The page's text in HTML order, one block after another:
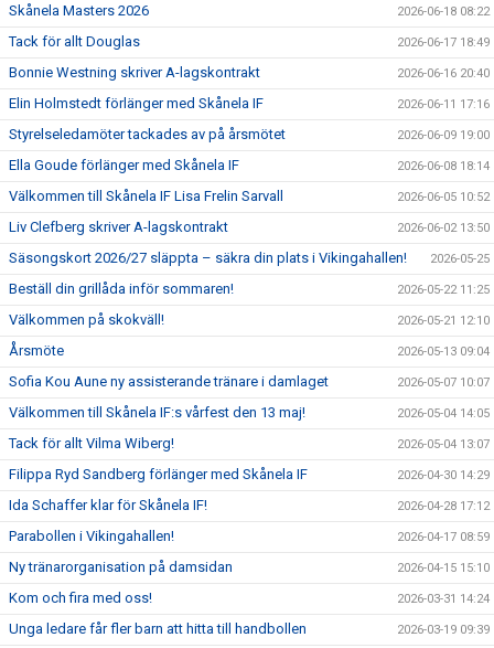
Skånela Masters 2026 2026-06-18 08:22
Tack för allt Douglas 2026-06-17 18:49
Bonnie Westning skriver A-lagskontrakt 2026-06-16 20:40
Elin Holmstedt förlänger med Skånela IF 2026-06-11 17:16
Styrelseledamöter tackades av på årsmötet 2026-06-09 19:00
Ella Goude förlänger med Skånela IF 2026-06-08 18:14
Välkommen till Skånela IF Lisa Frelin Sarvall 2026-06-05 10:52
Liv Clefberg skriver A-lagskontrakt 2026-06-02 13:50
Säsongskort 2026/27 släppta – säkra din plats i Vikingahallen! 2026-05-25
Beställ din grillåda inför sommaren! 2026-05-22 11:25
Välkommen på skokväll! 2026-05-21 12:10
Årsmöte 2026-05-13 09:04
Sofia Kou Aune ny assisterande tränare i damlaget 2026-05-07 10:07
Välkommen till Skånela IF:s vårfest den 13 maj! 2026-05-04 14:05
Tack för allt Vilma Wiberg! 2026-05-04 13:07
Filippa Ryd Sandberg förlänger med Skånela IF 2026-04-30 14:29
Ida Schaffer klar för Skånela IF! 2026-04-28 17:12
Parabollen i Vikingahallen! 2026-04-17 08:59
Ny tränarorganisation på damsidan 2026-04-15 15:10
Kom och fira med oss! 2026-03-31 14:24
Unga ledare får fler barn att hitta till handbollen 2026-03-19 09:39